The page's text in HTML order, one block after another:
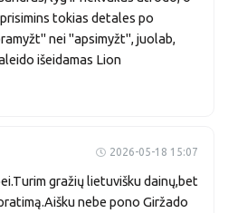
tokias detales po
nei "apsimyžt", juolab,
išeidamas Lion
2026-05-18 15:07
gražių lietuvišku dainų,bet
nebe pono Giržado